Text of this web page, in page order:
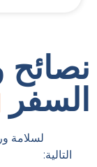
نصائح
السفر
لسلامة
التالية: